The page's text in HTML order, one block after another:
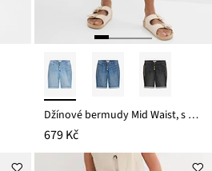
Džínové bermudy Mid Waist, s výšivkou a pohodlným pasem
679 Kč